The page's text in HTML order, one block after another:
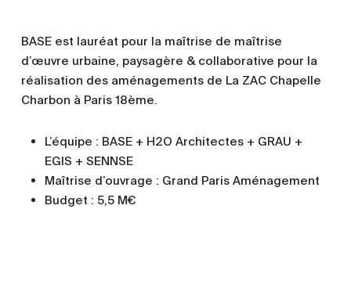
BASE est lauréat pour la maîtrise de maîtrise
d’œuvre urbaine, paysagère & collaborative pour la
réalisation des aménagements de La ZAC Chapelle
Charbon à Paris 18ème.
L’équipe : BASE + H2O Architectes + GRAU +
EGIS + SENNSE
Maîtrise d’ouvrage : Grand Paris Aménagement
Budget : 5,5 M€